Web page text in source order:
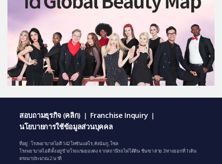
สอบถามธุรกิจ (คลิก) | Franchise Inquiry |
นโยบายการใช้ข้อมูลส่วนบุคคล
ที่อยู่ : โรงพยาบาลไอดี 142 โทซันแดโร, คังนัมกู, โซล
โรงพยาบาลไอดี ตั้งอยู่ข้างโรงแรมยองดง จากสถานีรถไฟใต้ดิน ชินซา สาย 3 ทางออกที่ 1 เดิน
ตรงมาประมาณ 2 นาที